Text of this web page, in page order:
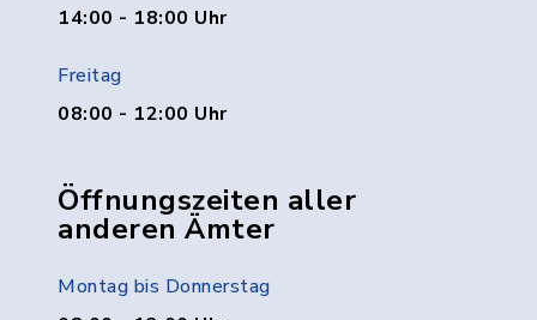
14:00 - 18:00 Uhr
Freitag
08:00 - 12:00 Uhr
Öffnungszeiten aller
anderen Ämter
Montag bis Donnerstag